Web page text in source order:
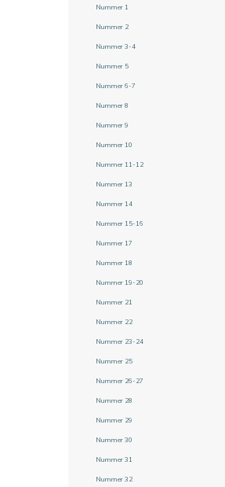
Nummer 1
Nummer 2
Nummer 3-4
Nummer 5
Nummer 6-7
Nummer 8
Nummer 9
Nummer 10
Nummer 11-12
Nummer 13
Nummer 14
Nummer 15-16
Nummer 17
Nummer 18
Nummer 19-20
Nummer 21
Nummer 22
Nummer 23-24
Nummer 25
Nummer 26-27
Nummer 28
Nummer 29
Nummer 30
Nummer 31
Nummer 32